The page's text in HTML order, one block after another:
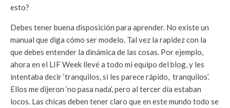
esto?
Debes tener buena disposición para aprender. No existe un
manual que diga cómo ser modelo. Tal vez la rapidez con la
que debes entender la dinámica de las cosas. Por ejemplo,
ahora en el LIF Week llevé a todo mi equipo del blog, y les
intentaba decir ‘tranquilos, si les parece rápido, tranquilos’.
Ellos me dijeron ‘no pasa nada’, pero al tercer día estaban
locos. Las chicas deben tener claro que en este mundo todo se